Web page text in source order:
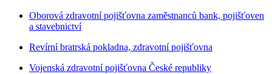
Oborová zdravotní pojišťovna zaměstnanců bank, pojišťoven
a stavebnictví
Revírní bratrská pokladna, zdravotní pojišťovna
Vojenská zdravotní pojišťovna České republiky